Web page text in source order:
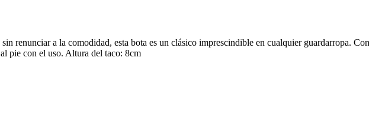
renunciar a la comodidad, esta bota es un clásico imprescindible en cualquier guardarropa.
pie con el uso. Altura del taco: 8cm